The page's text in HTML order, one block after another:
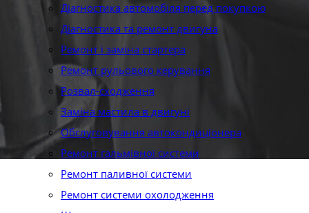
Діагностика автомобіля перед покупкою
Діагностика та ремонт двигуна
Ремонт і заміна стартера
Ремонт рульового керування
Розвал-сходження
Заміна мастила в двигуні
Обслуговування автокондиціонера
Ремонт гальмівної системи
Ремонт паливної системи
Ремонт системи охолодження